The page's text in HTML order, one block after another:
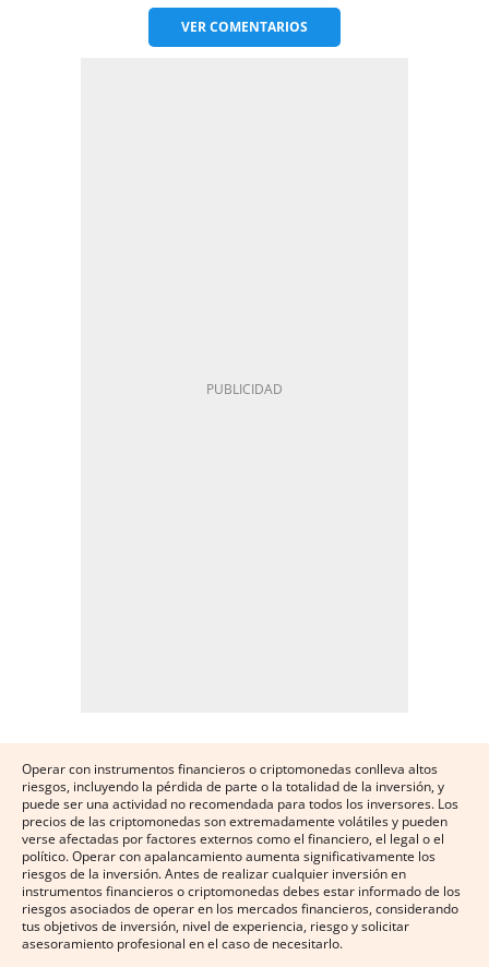
VERCOMENTARIOS
Operar con instrumentos financieros o criptomonedas conlleva altos
riesgos, incluyendo la pérdida de parte o la totalidad de la inversión, y
puede ser una actividad no recomendada para todos los inversores. Los
precios de las criptomonedas son extremadamente volátiles y pueden
verse afectadas por factores externos como el financiero, el legal o el
político. Operar con apalancamiento aumenta significativamente los
riesgos de la inversión. Antes de realizar cualquier inversión en
instrumentos financieros o criptomonedas debes estar informado de los
riesgos asociados de operar en los mercados financieros, considerando
tus objetivos de inversión, nivel de experiencia, riesgo y solicitar
asesoramiento profesional en el caso de necesitarlo.